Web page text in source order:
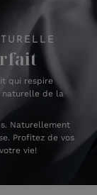
qui respire
naturelle de la
Naturellement
Profitez de vos
vie!